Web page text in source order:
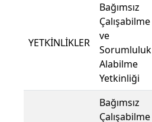
YETKİNLİKLER
Bağımsız
Çalışabilme
ve
Sorumluluk
Alabilme
Yetkinliği
Bağımsız
Çalışabilme